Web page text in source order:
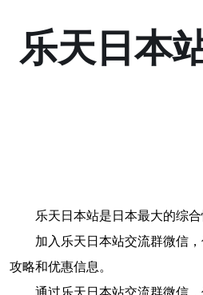
乐天日本
乐天日本站是日本最大的综
加入乐天日本站交流群微信
攻略和优惠信息。
通过乐天日本站交流群微信